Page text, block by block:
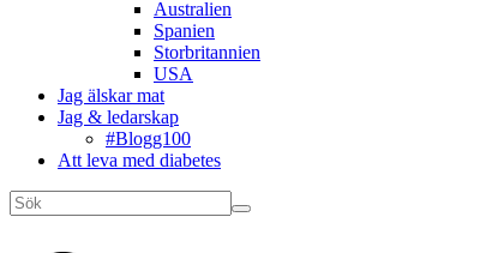
Australien
Spanien
Storbritannien
USA
Jag älskar mat
Jag & ledarskap
#Blogg100
Att leva med diabetes